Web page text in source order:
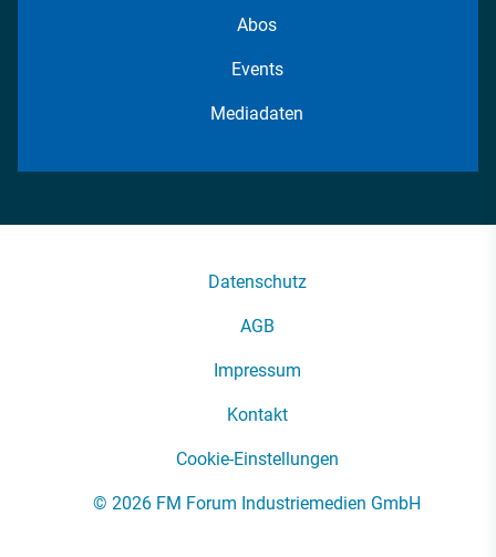
Abos
Events
Mediadaten
Datenschutz
AGB
Impressum
Kontakt
Cookie-Einstellungen
© 2026 FM Forum Industriemedien GmbH